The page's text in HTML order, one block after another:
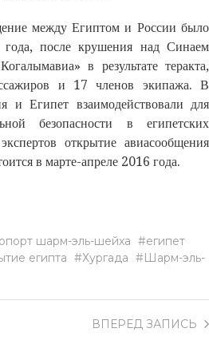
между Египтом и России было
после крушения над Синаем
в результате теракта,
и 17 членов экипажа. В
и Египет взаимодействовали для
безопасности в египетских
открытие авиасообщения
в марте-апреле 2016 года.
шарм-эль-шейха
египет
египта Хургада
Шарм-эль-
ВПЕРЕД ЗАПИСЬ